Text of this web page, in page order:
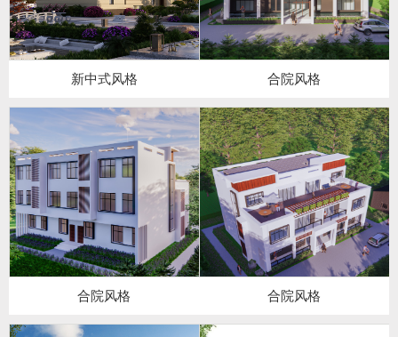
新中式风格 合院风格
合院风格 合院风格